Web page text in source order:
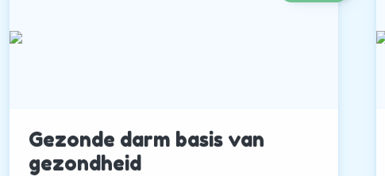
Gezonde darm basis van
gezondheid